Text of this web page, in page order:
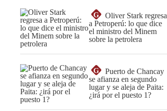
G
Oliver Stark regresa
a Petroperú: lo que dice
el ministro del Minem
sobre la petrolera
G
Puerto de Chancay
se afianza en segundo
lugar y se aleja de Paita:
¿irá por el puesto 1?